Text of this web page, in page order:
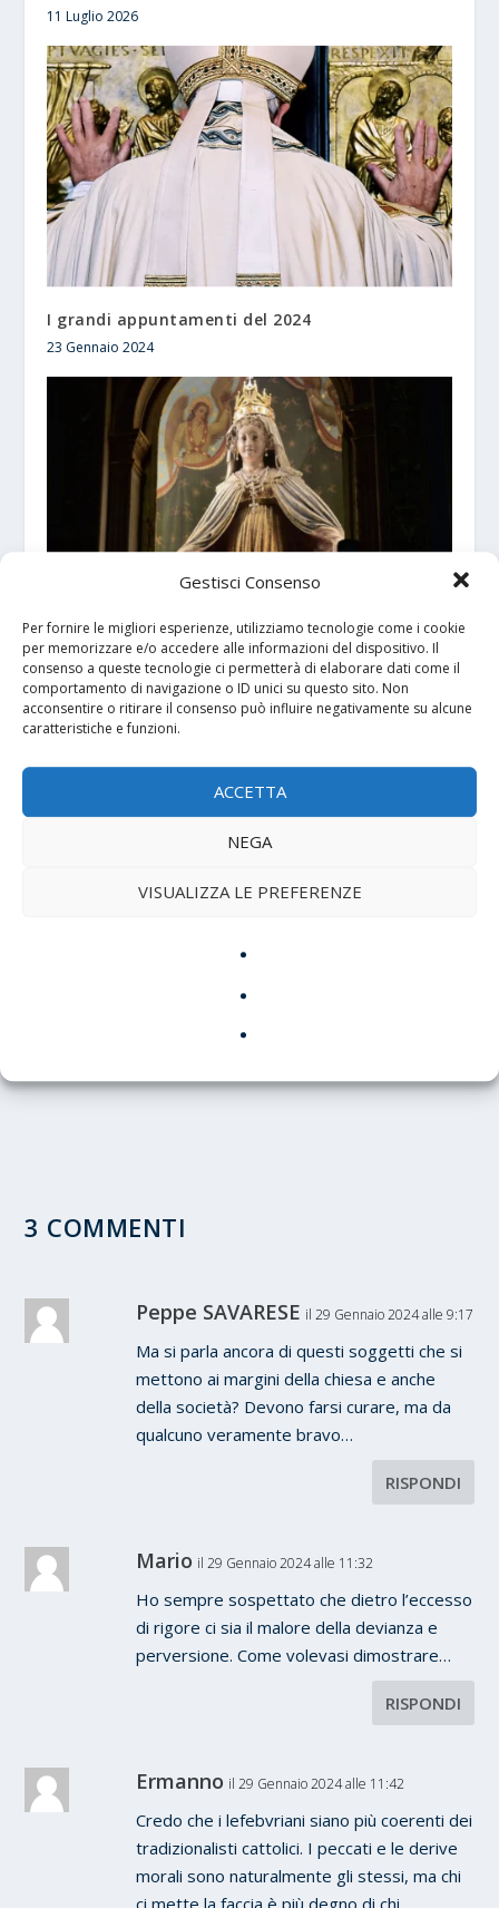
Gestisci Consenso
Per fornire le migliori esperienze, utilizziamo tecnologie come i cookie
per memorizzare e/o accedere alle informazioni del dispositivo. Il
consenso a queste tecnologie ci permetterà di elaborare dati come il
comportamento di navigazione o ID unici su questo sito. Non
acconsentire o ritirare il consenso può influire negativamente su alcune
caratteristiche e funzioni.
ACCETTA
NEGA
VISUALIZZA LE PREFERENZE
11 Luglio 2026
I grandi appuntamenti del 2024
23 Gennaio 2024
Monte Berico 600: un Giubileo mariano per
rialzare lo sguardo sulla dignità di tutti
8 Febbraio 2026
LA MADONNA DEL MURO CADUTO
3 COMMENTI
Peppe SAVARESE il 29 Gennaio 2024 alle 9:17
Ma si parla ancora di questi soggetti che si
mettono ai margini della chiesa e anche
della società? Devono farsi curare, ma da
qualcuno veramente bravo…
RISPONDI
Mario il 29 Gennaio 2024 alle 11:32
Ho sempre sospettato che dietro l’eccesso
di rigore ci sia il malore della devianza e
perversione. Come volevasi dimostrare…
RISPONDI
Ermanno il 29 Gennaio 2024 alle 11:42
Credo che i lefebvriani siano più coerenti dei
tradizionalisti cattolici. I peccati e le derive
morali sono naturalmente gli stessi, ma chi